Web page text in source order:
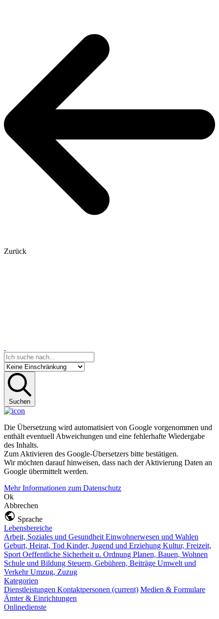
Zurück
Suchen
Die Übersetzung wird automatisiert von Google vorgenommen und
enthält eventuell Abweichungen und eine fehlerhafte Wiedergabe
des Inhalts.
Zum Aktivieren des Google-Übersetzers bitte bestätigen.
Wir möchten darauf hinweisen, dass nach der Aktivierung Daten an
Google übermittelt werden.
Mehr Informationen zum Datenschutz
Ok
Abbrechen
Sprache
Lebensbereiche
Arbeit, Soziales und Gesundheit Einwohnerwesen und Wahlen
Geburt, Heirat, Tod Kinder, Jugend und Erziehung Kultur, Freizeit,
Sport Oeffentliche Sicherheit u. Ordnung Planen, Bauen, Wohnen
Schule und Bildung Steuern, Gebühren, Beiträge Umwelt und
VerkehrUmzug, Zuzug
Kategorien
Dienstleistungen Kontaktpersonen (current) Medien & Formulare
Ämter & Einrichtungen
Onlinedienste